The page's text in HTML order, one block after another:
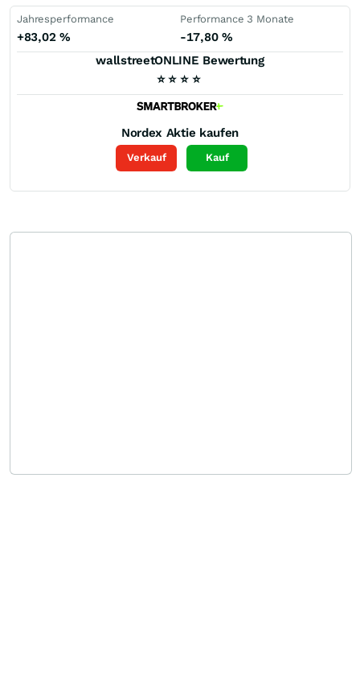
Jahresperformance
+83,02 %
Performance 3 Monate
-17,80 %
wallstreetONLINE Bewertung
⭐ ⭐ ⭐ ⭐
Nordex Aktie kaufen
Verkauf Kauf